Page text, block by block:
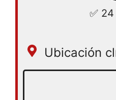
✅
Ubicación